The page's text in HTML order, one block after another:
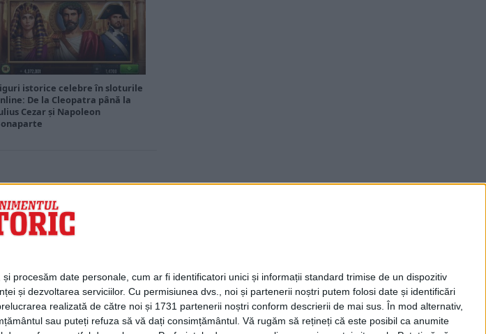
procesăm date personale, cum ar fi identificatori unici și informații standard trimise de un dispozitiv
și dezvoltarea serviciilor. Cu permisiunea dvs., noi și partenerii noștri putem folosi date și identificări
realizată de către noi și 1731 partenerii noștri conform descrierii de mai sus. În mod alternativ,
sau puteți refuza să vă dați consimțământul. Vă rugăm să rețineți că este posibil ca anumite
istorice celebre în sloturile
De la Cleopatra până la
Cezar și Napoleon